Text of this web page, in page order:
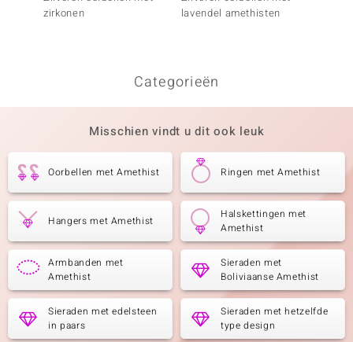
zirkonen
lavendel amethisten
Categorieën
Misschien vindt u dit ook leuk
Oorbellen met Amethist Ringen met Amethist
Hangers met Amethist
Halskettingen met
Amethist
Armbanden met
Amethist
Sieraden met
Boliviaanse Amethist
Sieraden met edelsteen
in paars
Sieraden met hetzelfde
type design